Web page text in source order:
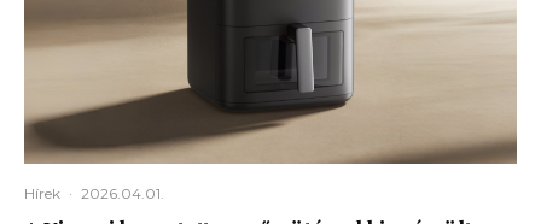
Hírek · 2026.04.01.